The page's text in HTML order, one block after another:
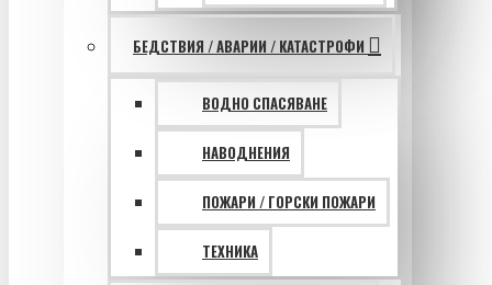
БЕДСТВИЯ / АВАРИИ / КАТАСТРОФИ
ВОДНО СПАСЯВАНЕ
НАВОДНЕНИЯ
ПОЖАРИ / ГОРСКИ ПОЖАРИ
ТЕХНИКА